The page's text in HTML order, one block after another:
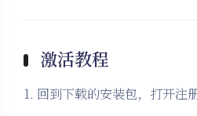
激活教程
1. 回到下载的安装包，打开注